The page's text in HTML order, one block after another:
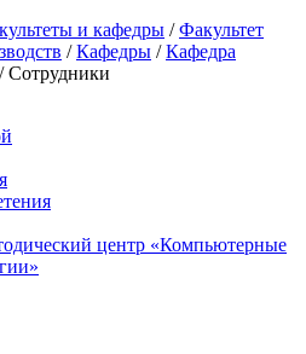
и кафедры /Факультет
/Кафедры /Кафедра
/ Сотрудники
центр «Компьютерные